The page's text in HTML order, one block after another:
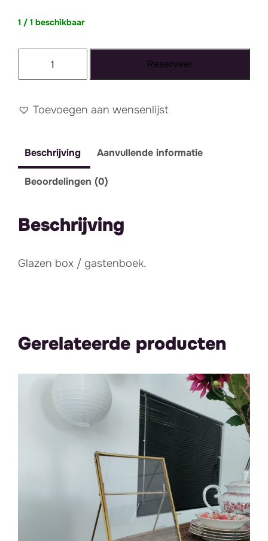
1 / 1 beschikbaar
gastenboek
Reserveer
Toevoegen aan wensenlijst
Beschrijving Aanvullende informatie
Beoordelingen (0)
Beschrijving
Glazen box / gastenboek.
Gerelateerde producten